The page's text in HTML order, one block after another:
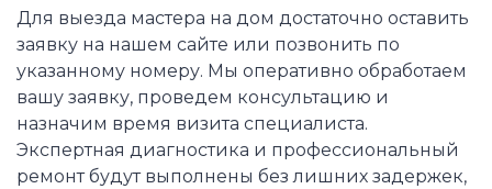
Для выезда мастера на дом достаточно оставить
заявку на нашем сайте или позвонить по
указанному номеру. Мы оперативно обработаем
вашу заявку, проведем консультацию и
назначим время визита специалиста.
Экспертная диагностика и профессиональный
ремонт будут выполнены без лишних задержек,